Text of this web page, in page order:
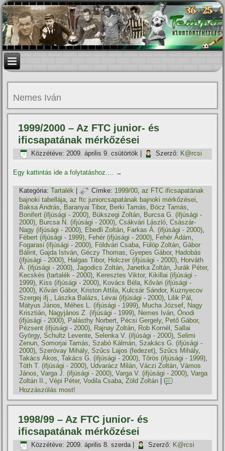
Nemes Iván
1999/2000 – Az FTC junior- és
ificsapatának mérkőzései
Közzétéve: 2009. április 9. csütörtök Szerző: K@rcsi
Egy kattintás ide a folytatáshoz.... →
Kategória: Tartalék | Címke: 1999/00,az FTC ificsapatának
bajnoki tabellája,az ftc juniorcsapatának bajnoki mérkőzései,
Baksa András, Baranyai Tibor, Berki Tamás, Bócz Tamás,
Bonifert (ifjúsági - 2000), Bükszegi Zoltán, Burcsa G. (ifjúsági -
2000), Burcsa N. (ifjúsági - 2000),Csákvári László,Császár-
Nagy (ifjúsági - 2000), Ebedli Zoltán, Farkas Á. (ifjúsági - 2000),
Fébert (ifjúsági - 1999), Fehér (ifjúsági - 2000), Fehér Ádám,
Fogarasi (ifjúsági - 2000), Földvári Csaba, Fülöp Zoltán,Gábor
Bálint,Gajda István,Géczy Thomas,Gyepes Gábor, Hadobás
(ifjúsági - 2000), Halgas Tibor, Holczer (ifjúsági - 2000), Horváth
Á. (ifjúsági - 2000),Jagodics Zoltán,Janetka Zoltán,Jurák Péter,
Kecskés (tartalék - 2000), Keresztes Viktor, Kikillai (ifjúsági -
1999), Kiss (ifjúsági - 2000), Kovács Béla, Kővári (ifjúsági -
2000), Kővári Gábor, Kriston Attila, Kulcsár Sándor, Kuznyecov
Szergej ifj., Lászka Balázs, Lévai (ifjúsági - 2000), Lilik Pál ,
Mátyus János, Méhes L. (ifjúsági - 1999), Mucha József, Nagy
Krisztián, Nagyjános Z. (ifjúsági - 1999), Nemes Iván,Ónodi
(ifjúsági - 2000), Palásthy Norbert, Pécsi Gergely, Pető Gábor,
Pézsent (ifjúsági - 2000), Rajnay Zoltán, Rob Kornél ,Sallai
György,Schultz Levente,Selenka V. (ifjúsági - 2000),Selimi
Zenun,Somorjai Tamás,Szabó Kálmán,Szakács G. (ifjúsági -
2000),Szeróvay Mihály,Szűcs Lajos (fedezet),Szűcs Mihály,
Takács Ákos,Takács G. (ifjúsági - 2000),Tőrös (ifjúsági - 1999),
Tóth T. (ifjúsági - 2000), Udvarácz Milán,Váczi Zoltán,Vámos
János,Varga J. (ifjúsági - 2000),Varga V. (ifjúsági - 2000),Varga
Zoltán II.,Vépi Péter,Vodila Csaba,Zöld Zoltán
Hozzászólás most!
1998/99 – Az FTC junior- és
ificsapatának mérkőzései
Közzétéve: 2009. április 8. szerda| Szerző: K@rcsi